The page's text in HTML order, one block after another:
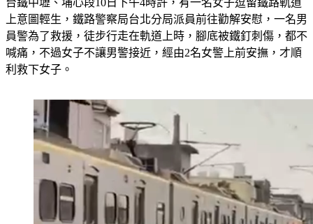
台鐵中壢、埔心段10日下午4時許，有一名女子逗留鐵路軌道
上意圖輕生，鐵路警察局台北分局派員前往勸解安慰，一名男
員警為了救援，徒步行走在軌道上時，腳底被鐵釘刺傷，都不
喊痛，不過女子不讓男警接近，經由2名女警上前安撫，才順